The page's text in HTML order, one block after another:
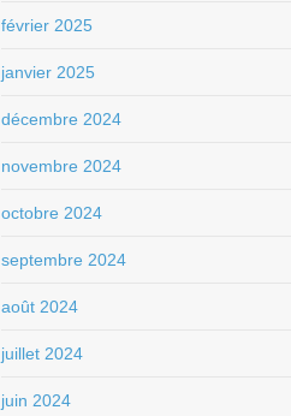
février 2025
janvier 2025
décembre 2024
novembre 2024
octobre 2024
septembre 2024
août 2024
juillet 2024
juin 2024